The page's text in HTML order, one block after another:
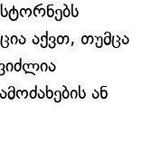
აქვთ, თუმცა
ან